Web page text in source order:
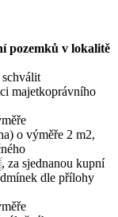
pozemků v lokalitě
schválit
majetkoprávního
o výměře 2 m2,
sjednanou kupní
dle přílohy